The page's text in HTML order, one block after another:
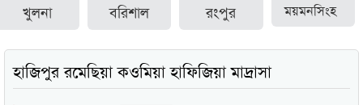
খুলনা বরিশাল রংপুর ময়মনসিংহ
হাজিপুর রমেছিয়া কওমিয়া হাফিজিয়া মাদ্রাসা